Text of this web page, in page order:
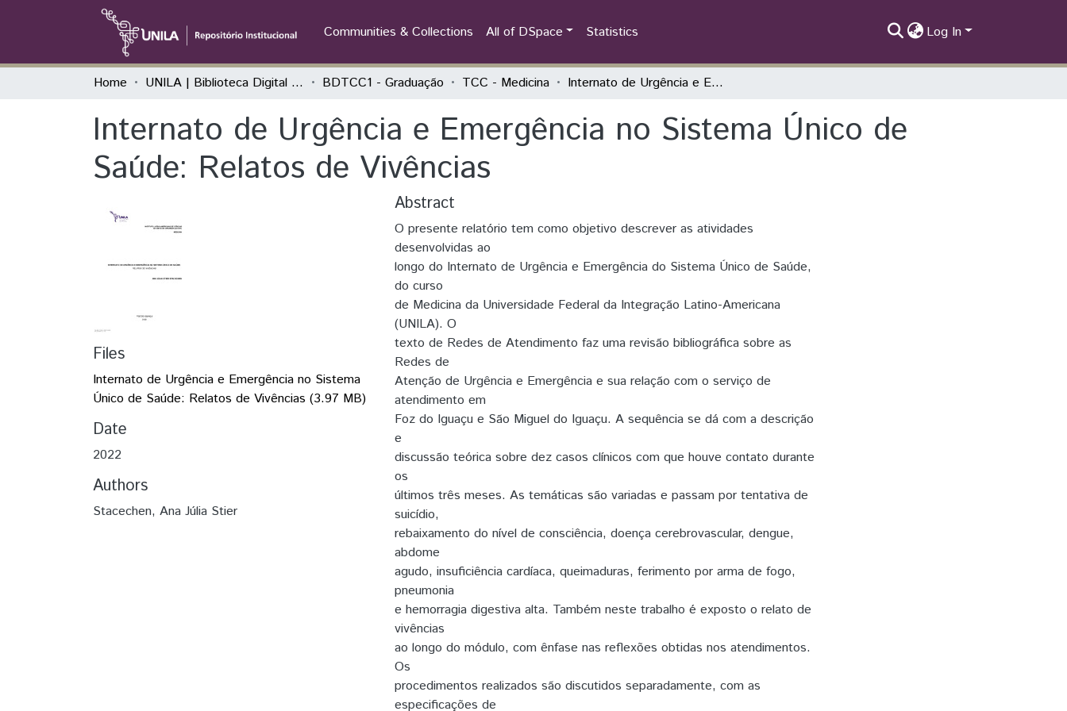
Communities & Collections All of DSpace Statistics Log In
Home UNILA | Biblioteca Digital de Trabalhos de Conclusão de Curso BDTCC1 - Graduação TCC - Medicina Internato de Urgência e Emergência no Sistema Único de Saúde: Relatos de Vivências
Internato de Urgência e Emergência no Sistema Único de
Saúde: Relatos de Vivências
Files
Internato de Urgência e Emergência no Sistema
Único de Saúde: Relatos de Vivências (3.97 MB)
Date
2022
Authors
Stacechen, Ana Júlia Stier
Abstract
O presente relatório tem como objetivo descrever as atividades
desenvolvidas ao
longo do Internato de Urgência e Emergência do Sistema Único de Saúde,
do curso
de Medicina da Universidade Federal da Integração Latino-Americana
(UNILA). O
texto de Redes de Atendimento faz uma revisão bibliográfica sobre as
Redes de
Atenção de Urgência e Emergência e sua relação com o serviço de
atendimento em
Foz do Iguaçu e São Miguel do Iguaçu. A sequência se dá com a descrição
e
discussão teórica sobre dez casos clínicos com que houve contato durante
os
últimos três meses. As temáticas são variadas e passam por tentativa de
suicídio,
rebaixamento do nível de consciência, doença cerebrovascular, dengue,
abdome
agudo, insuficiência cardíaca, queimaduras, ferimento por arma de fogo,
pneumonia
e hemorragia digestiva alta. Também neste trabalho é exposto o relato de
vivências
ao longo do módulo, com ênfase nas reflexões obtidas nos atendimentos.
Os
procedimentos realizados são discutidos separadamente, com as
especificações de